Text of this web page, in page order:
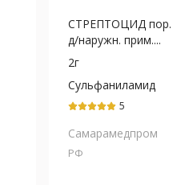
СТРЕПТОЦИД пор.
д/наружн. прим....
2г
Сульфаниламид
5
Самарамедпром
РФ